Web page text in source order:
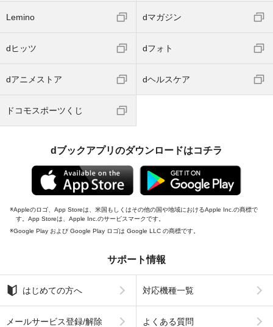
Lemino dマガジン
dヒッツ dフォト
dアニメストア dヘルスケア
ドコモスポーツくじ
dブックアプリのダウンロードはコチラ
Appleのロゴ、App Storeは、米国もしくはその他の国や地域におけるApple Inc.の商標で
す。App Storeは、Apple Inc.のサービスマークです。
Google Play および Google Play ロゴは Google LLC の商標です。
サポート情報
はじめての方へ 対応機種一覧
メールサービス登録/解除 よくある質問